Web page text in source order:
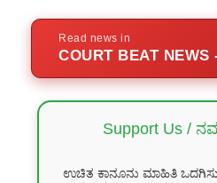
Read news in
COURT BEAT NEWS
Support Us /
ಉಚಿತ ಕಾನೂನು ಮಾಹಿತಿ